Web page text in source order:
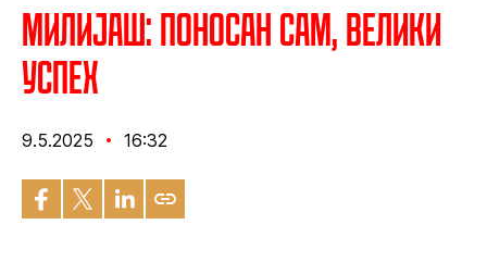
Милијаш: Поносан сам, велики
успех
9.5.2025 16:32